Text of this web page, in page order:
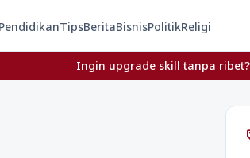
PendidikanTipsBeritaBisnisPolitikReligi
Ingin upgrade skill tanpa ribet?